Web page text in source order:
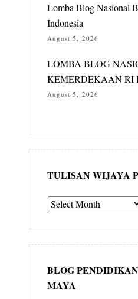
Lomba Blog Nasional
Indonesia
August 5, 2026
LOMBA BLOG
KEMERDEKAAN RI
August 5, 2026
TULISAN WIJAYA
Tulisan
per
bulan
BLOG
MAYA